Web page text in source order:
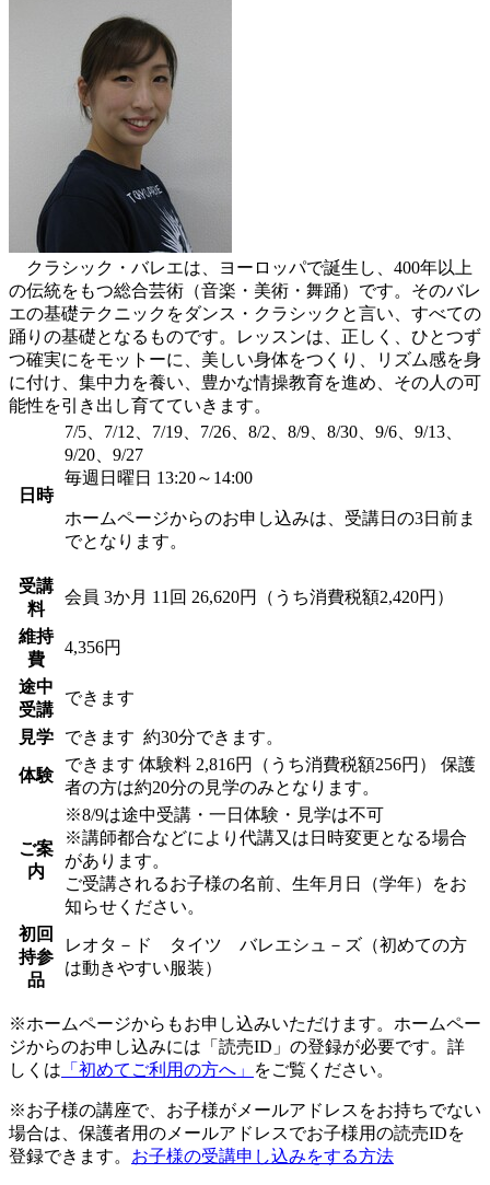
クラシック・バレエは、ヨーロッパで誕生し、400年以上
の伝統をもつ総合芸術（音楽・美術・舞踊）です。そのバレ
エの基礎テクニックをダンス・クラシックと言い、すべての
踊りの基礎となるものです。レッスンは、正しく、ひとつず
つ確実にをモットーに、美しい身体をつくり、リズム感を身
に付け、集中力を養い、豊かな情操教育を進め、その人の可
能性を引き出し育てていきます。
日時
7/5、7/12、7/19、7/26、8/2、8/9、8/30、9/6、9/13、
9/20、9/27
毎週日曜日 13:20～14:00
ホームページからのお申し込みは、受講日の3日前ま
でとなります。
受講
料
会員 3か月 11回 26,620円（うち消費税額2,420円）
維持
費
4,356円
途中
受講
できます
見学 できます 約30分できます。
体験
できます 体験料 2,816円（うち消費税額256円） 保護
者の方は約20分の見学のみとなります。
ご案
内
※8/9は途中受講・一日体験・見学は不可
※講師都合などにより代講又は日時変更となる場合
があります。
ご受講されるお子様の名前、生年月日（学年）をお
知らせください。
初回
持参
品
レオタ－ド タイツ バレエシュ－ズ（初めての方
は動きやすい服装）
※ホームページからもお申し込みいただけます。ホームペー
ジからのお申し込みには「読売ID」の登録が必要です。詳
しくは 「初めてご利用の方へ」 をご覧ください。
※お子様の講座で、お子様がメールアドレスをお持ちでない
場合は、保護者用のメールアドレスでお子様用の読売IDを
登録できます。 お子様の受講申し込みをする方法